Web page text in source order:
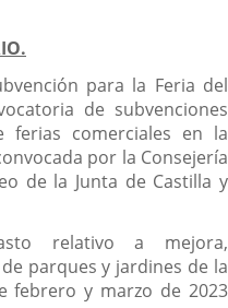
para la Feria del
de subvenciones
ferias comerciales en la
por la Consejería
de la Junta de Castilla y
relativo a mejora,
parques y jardines de la
febrero y marzo de 2023